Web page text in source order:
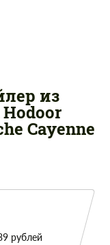
из
Cayenne
рублей